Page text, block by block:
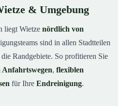
& Umgebung
liegt Wietze nördlich von
sind in allen Stadtteilen
Randgebiete. So profitieren Sie
Anfahrtswegen, flexiblen
für Ihre Endreinigung.